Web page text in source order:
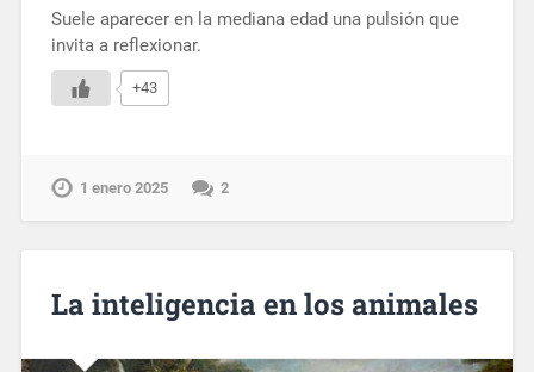
Suele aparecer en la mediana edad una pulsión que
invita a reflexionar.
+43
1 enero 2025 2
La inteligencia en los animales